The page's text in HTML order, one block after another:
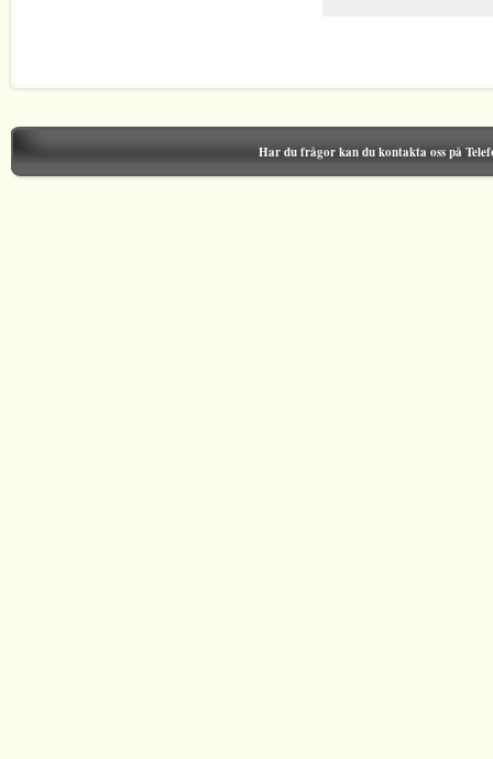
Har du frågor kan du kontakta oss på